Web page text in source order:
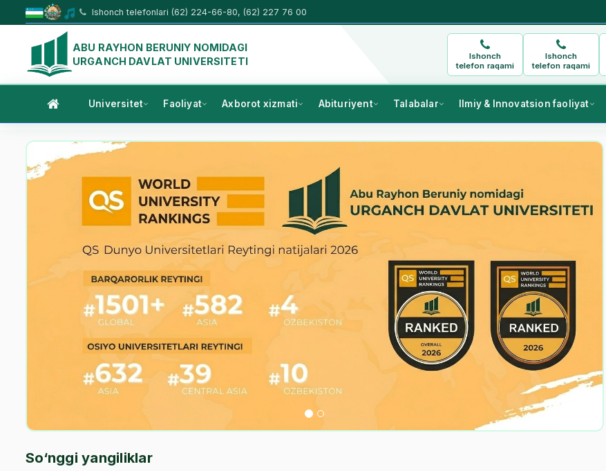
Ishonch telefonlari (62) 224-66-80, (62) 227 76 00
ABU RAYHON BERUNIY NOMIDAGI
URGANCH DAVLAT UNIVERSITETI
Ishonch
telefon raqami
Ishonch
telefon raqami
Universitet Faoliyat Axborot xizmati Abituriyent Talabalar Ilmiy & Innovatsion faoliyat
So‘nggi yangiliklar